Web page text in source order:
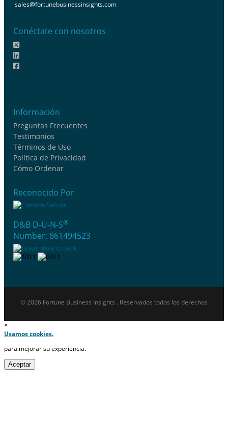
sales@fortunebusinessinsights.com
Conéctate con nosotros
Información
Preguntas Frecuentes
Testimonios
Términos de Uso
Política de Privacidad
Cómo Ordenar
Reconocido Por
D&B D-U-N-S®
Number: 861494523
© 2026 Fortune Business Insights . Reservados todos los derechos
×
Usamos cookies.
para mejorar su experiencia.
Aceptar